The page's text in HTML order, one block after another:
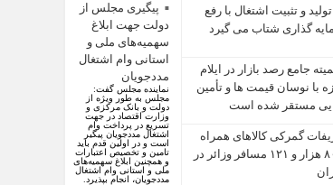
و تثبیت اشتغال با رفع
گذاری شتاب می‌ گیرد
جامع رصد بازار در ایلام
با نوسان قیمت‌ ها و تأمین
مستقر شده است
گمرکی کالاهای همراه
بیش از ۸۰۰ هزار و ۱۲۱ مسافر وزائر در
پیگیری مجلس از
دولت جهت ابلاغ
سهمیه‌های ملی و
استانی وام اشتغال
مددجویان
نماینده مجلس گفت:
مجلس به طور ویژه از
دولت و بانک مرکزی و
وزارت اقتصاد در جهت
تسریع در پرداخت وام
اشتغال مددجویان پیگیر
است و در اولین قدم باید
تامین و تخصیص اعتبارات
و همچنین ابلاغ سهمیه‌های
ملی و استانی وام اشتغال
مددجویان، انجام بپذیرد.